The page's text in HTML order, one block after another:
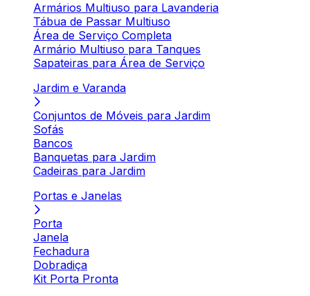
Armários Multiuso para Lavanderia
Tábua de Passar Multiuso
Área de Serviço Completa
Armário Multiuso para Tanques
Sapateiras para Área de Serviço
Jardim e Varanda
Conjuntos de Móveis para Jardim
Sofás
Bancos
Banquetas para Jardim
Cadeiras para Jardim
Portas e Janelas
Porta
Janela
Fechadura
Dobradiça
Kit Porta Pronta